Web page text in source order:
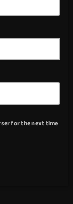
for the next time